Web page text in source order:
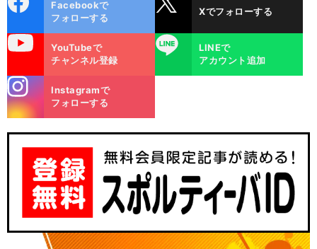
ok
Facebookで
フォローする
Xでフォローする
YouTubeで
チャンネル登録
LINE
LINEで
アカウント追加
m
Instagramで
フォローする